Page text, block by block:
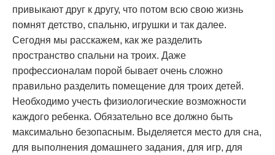
привыкают друг к другу, что потом всю свою жизнь
помнят детство, спальню, игрушки и так далее.
Сегодня мы расскажем, как же разделить
пространство спальни на троих. Даже
профессионалам порой бывает очень сложно
правильно разделить помещение для троих детей.
Необходимо учесть физиологические возможности
каждого ребенка. Обязательно все должно быть
максимально безопасным. Выделяется место для сна,
для выполнения домашнего задания, для игр, для